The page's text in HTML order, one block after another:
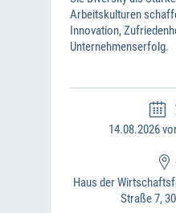
Arbeitskulturen
Innovation,
Unternehmenserfolg.
14.08.2026
Haus der
Straße 7,